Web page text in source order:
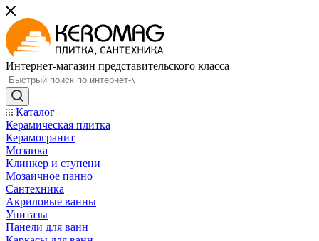
Интернет-магазин представительского класса
Каталог
Керамическая плитка
Керамогранит
Мозаика
Клинкер и ступени
Мозаичное панно
Сантехника
Акриловые ванны
Унитазы
Панели для ванн